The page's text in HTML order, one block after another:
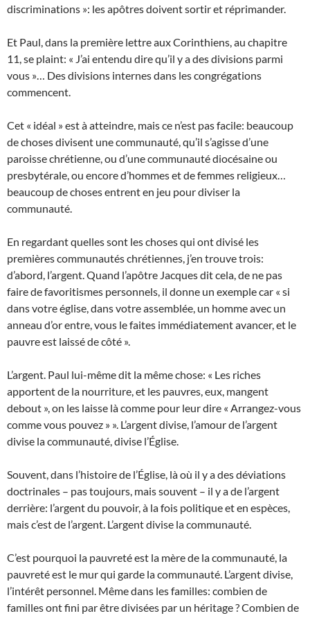
discriminations »: les apôtres doivent sortir et réprimander.
Et Paul, dans la première lettre aux Corinthiens, au chapitre
11, se plaint: « J’ai entendu dire qu’il y a des divisions parmi
vous »… Des divisions internes dans les congrégations
commencent.
Cet « idéal » est à atteindre, mais ce n’est pas facile: beaucoup
de choses divisent une communauté, qu’il s’agisse d’une
paroisse chrétienne, ou d’une communauté diocésaine ou
presbytérale, ou encore d’hommes et de femmes religieux…
beaucoup de choses entrent en jeu pour diviser la
communauté.
En regardant quelles sont les choses qui ont divisé les
premières communautés chrétiennes, j’en trouve trois:
d’abord, l’argent. Quand l’apôtre Jacques dit cela, de ne pas
faire de favoritismes personnels, il donne un exemple car « si
dans votre église, dans votre assemblée, un homme avec un
anneau d’or entre, vous le faites immédiatement avancer, et le
pauvre est laissé de côté ».
L’argent. Paul lui-même dit la même chose: « Les riches
apportent de la nourriture, et les pauvres, eux, mangent
debout », on les laisse là comme pour leur dire « Arrangez-vous
comme vous pouvez » ». L’argent divise, l’amour de l’argent
divise la communauté, divise l’Église.
Souvent, dans l’histoire de l’Église, là où il y a des déviations
doctrinales – pas toujours, mais souvent – il y a de l’argent
derrière: l’argent du pouvoir, à la fois politique et en espèces,
mais c’est de l’argent. L’argent divise la communauté.
C’est pourquoi la pauvreté est la mère de la communauté, la
pauvreté est le mur qui garde la communauté. L’argent divise,
l’intérêt personnel. Même dans les familles: combien de
familles ont fini par être divisées par un héritage ? Combien de